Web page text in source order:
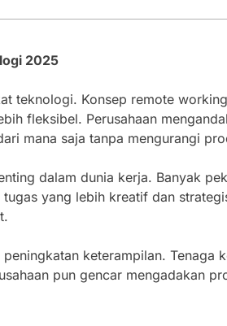
2025
teknologi. Konsep remote
fleksibel. Perusahaan
mana saja tanpa mengurangi
dalam dunia kerja. Banyak
yang lebih kreatif dan
keterampilan. Tenaga
pun gencar mengadakan